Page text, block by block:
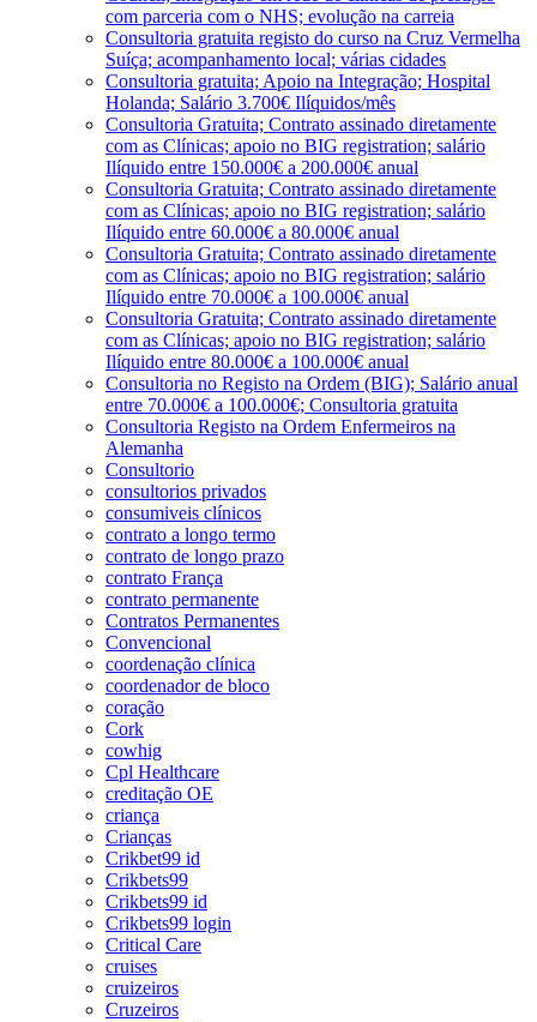
com parceria com o NHS; evolução na carreia
Consultoria gratuita registo do curso na Cruz Vermelha
Suíça; acompanhamento local; várias cidades
Consultoria gratuita; Apoio na Integração; Hospital
Holanda; Salário 3.700€ Ilíquidos/mês
Consultoria Gratuita; Contrato assinado diretamente
com as Clínicas; apoio no BIG registration; salário
Ilíquido entre 150.000€ a 200.000€ anual
Consultoria Gratuita; Contrato assinado diretamente
com as Clínicas; apoio no BIG registration; salário
Ilíquido entre 60.000€ a 80.000€ anual
Consultoria Gratuita; Contrato assinado diretamente
com as Clínicas; apoio no BIG registration; salário
Ilíquido entre 70.000€ a 100.000€ anual
Consultoria Gratuita; Contrato assinado diretamente
com as Clínicas; apoio no BIG registration; salário
Ilíquido entre 80.000€ a 100.000€ anual
Consultoria no Registo na Ordem (BIG); Salário anual
entre 70.000€ a 100.000€; Consultoria gratuita
Consultoria Registo na Ordem Enfermeiros na
Alemanha
Consultorio
consultorios privados
consumiveis clínicos
contrato a longo termo
contrato de longo prazo
contrato França
contrato permanente
Contratos Permanentes
Convencional
coordenação clínica
coordenador de bloco
coração
Cork
cowhig
Cpl Healthcare
creditação OE
criança
Crianças
Crikbet99 id
Crikbets99
Crikbets99 id
Crikbets99 login
Critical Care
cruises
cruizeiros
Cruzeiros